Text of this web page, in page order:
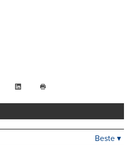
FacebookLinkedIn
drucken
Beste ▾